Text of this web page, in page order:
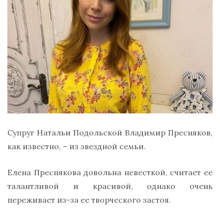
Супруг Натальи Подольской Владимир Пресняков,
как известно, – из звездной семьи.
Елена Преснякова довольна невесткой, считает ее
талантливой и красивой, однако очень
переживает из-за ее творческого застоя.